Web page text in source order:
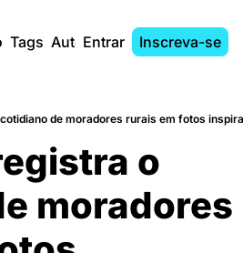
Tags AutoresEntrar Inscreva-se
de moradores rurais em fotos
o
moradores